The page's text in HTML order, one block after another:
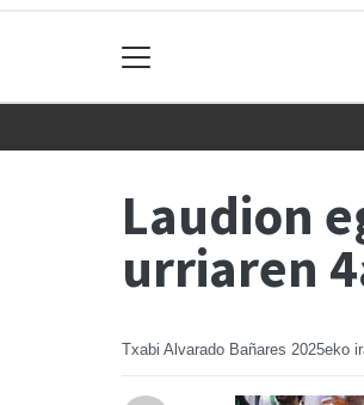
Laudion
urriaren
Txabi Alvarado Bañares 2025eko